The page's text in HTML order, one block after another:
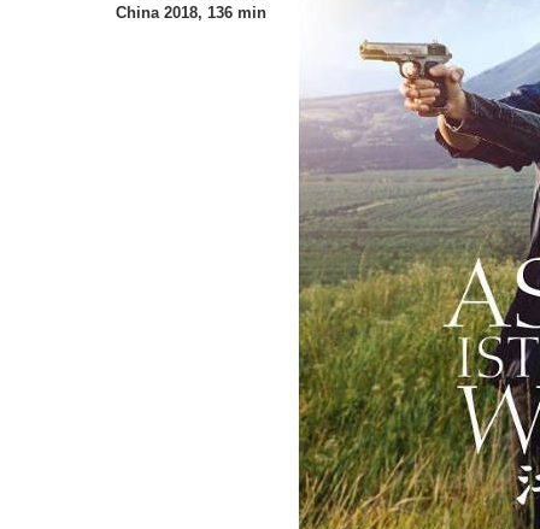
China 2018, 136 min